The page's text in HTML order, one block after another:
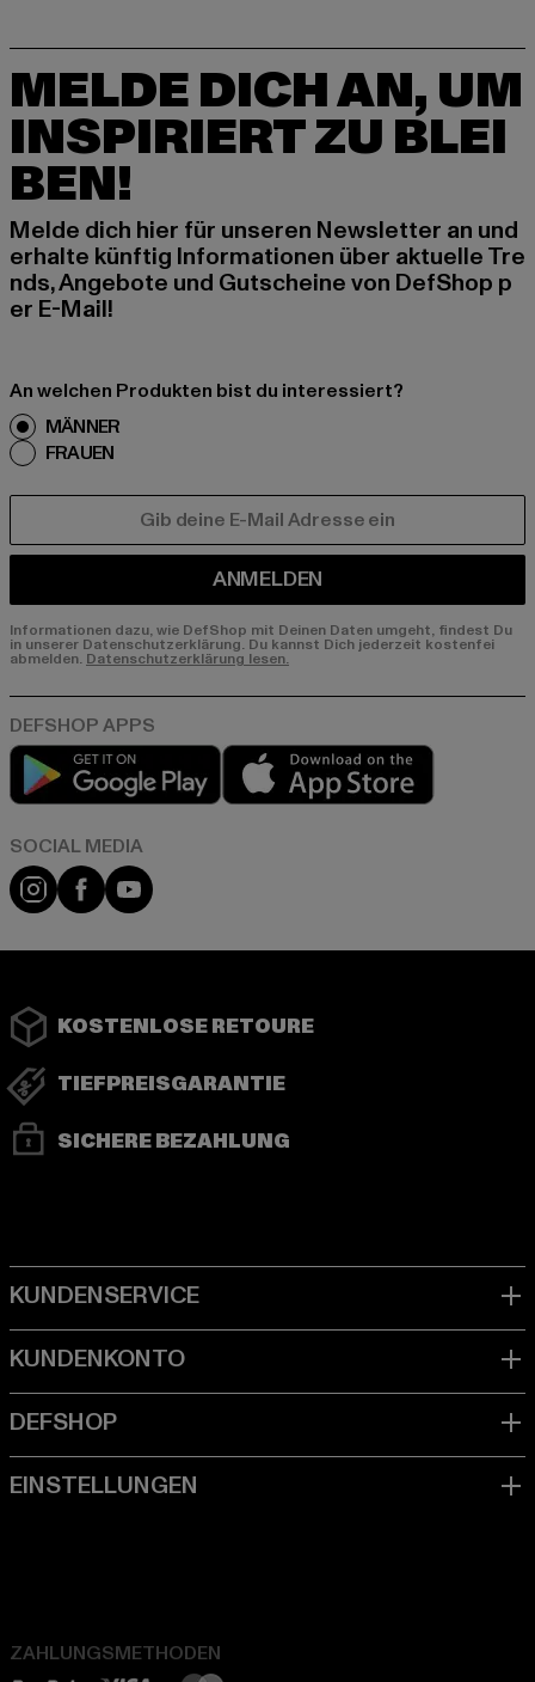
MELDE DICH AN, UM
INSPIRIERT ZU BLEI
BEN!
Melde dich hier für unseren Newsletter an und
erhalte künftig Informationen über aktuelle Tre
nds, Angebote und Gutscheine von DefShop p
er E-Mail!
An welchen Produkten bist du interessiert?
MÄNNER
FRAUEN
ANMELDEN
Informationen dazu, wie DefShop mit Deinen Daten umgeht, findest Du
in unserer Datenschutzerklärung. Du kannst Dich jederzeit kostenfei
abmelden. Datenschutzerklärung lesen.
Play market
Instagram
FacebookYouTube
KOSTENLOSE RETOURE
TIEFPREISGARANTIE
SICHERE BEZAHLUNG
ZAHLUNGSMETHODEN